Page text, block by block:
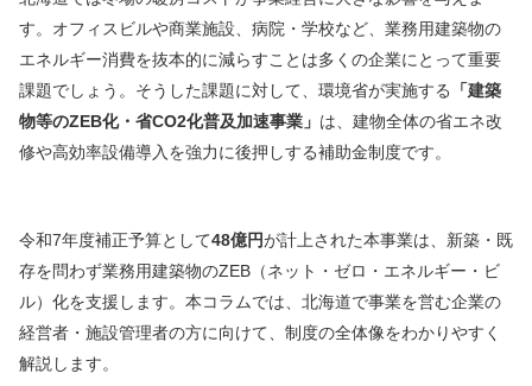
す。オフィスビルや商業施設、病院・学校など、業務用建築物の
エネルギー消費を抜本的に減らすことは多くの企業にとって重要
課題でしょう。そうした課題に対して、環境省が実施する
「建築
物等のZEB化・省CO2化普及加速事業」 は、建物全体の省エネ改
修や高効率設備導入を強力に後押しする補助金制度です。
令和7年度補正予算として48億円が計上された本事業は、新築・既
存を問わず業務用建築物のZEB（ネット・ゼロ・エネルギー・ビ
ル）化を支援します。本コラムでは、北海道で事業を営む企業の
経営者・施設管理者の方に向けて、制度の全体像をわかりやすく
解説します。